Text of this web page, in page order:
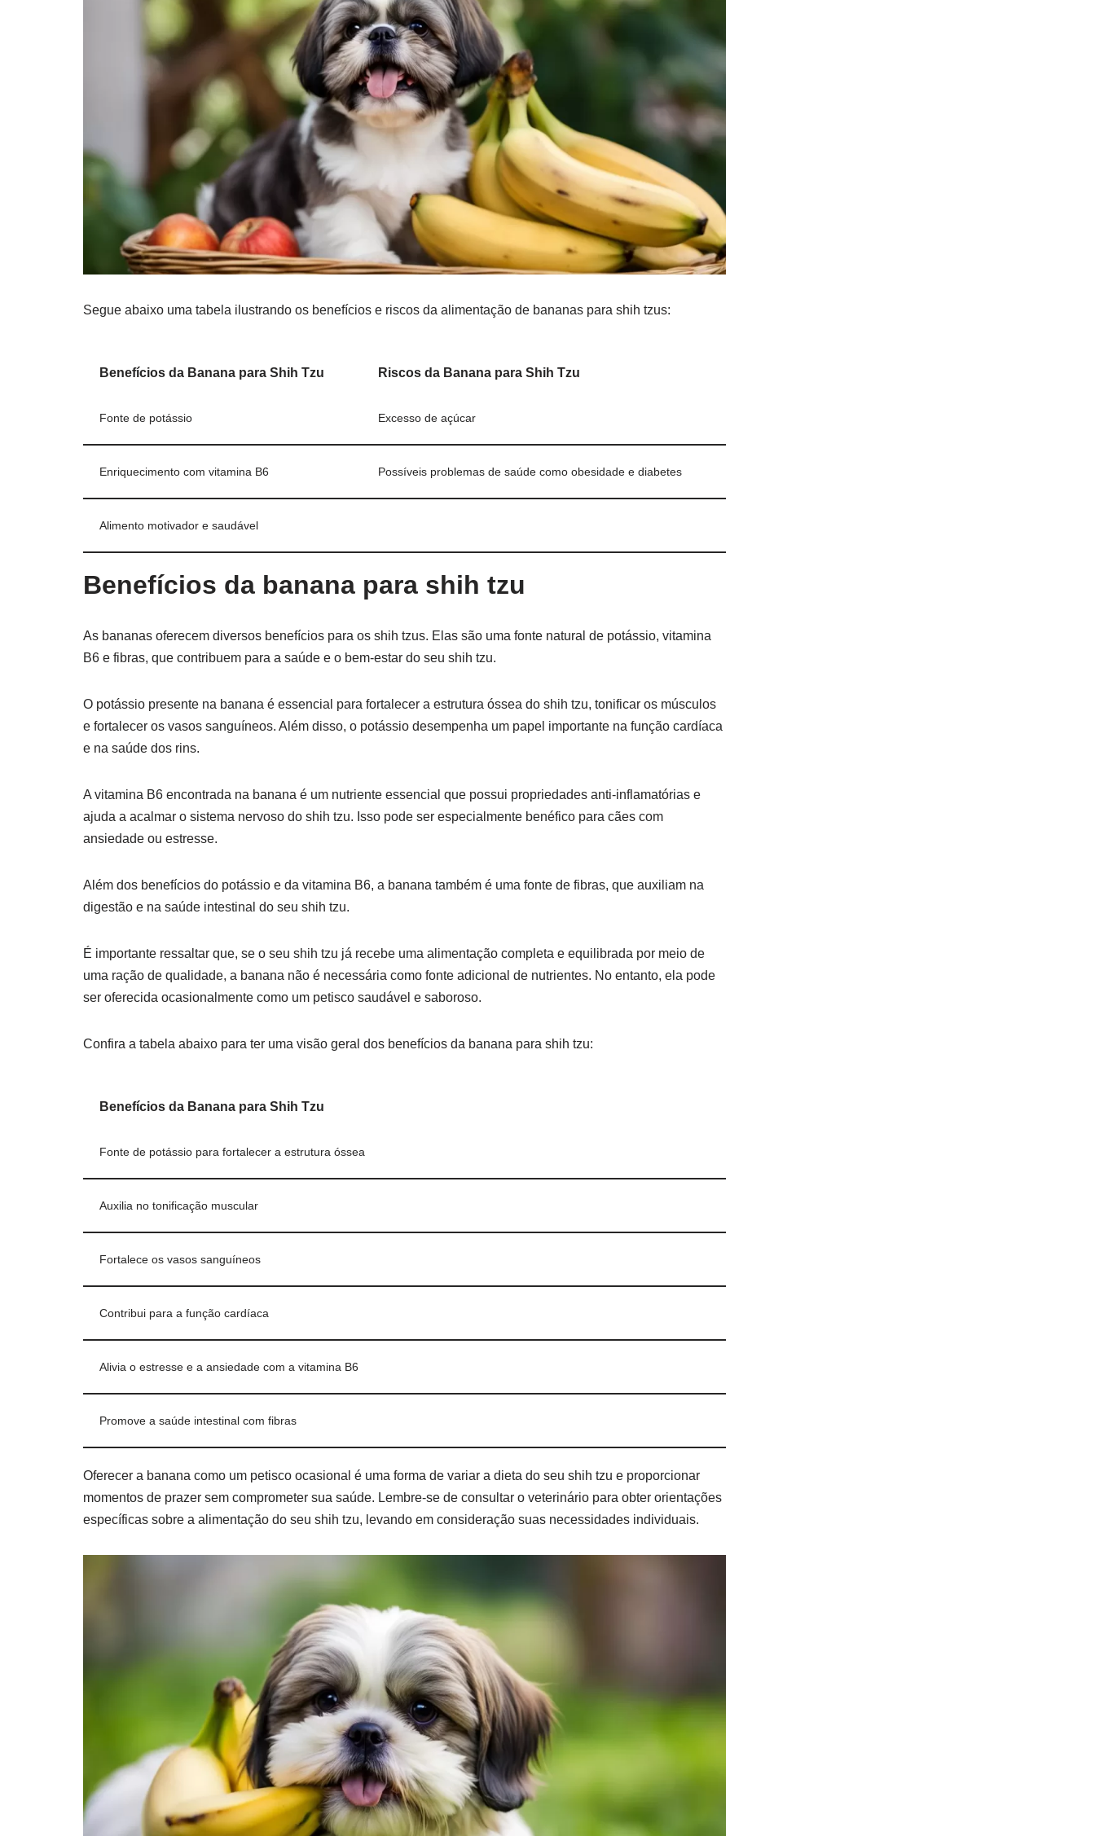
Segue abaixo uma tabela ilustrando os benefícios e riscos da alimentação de bananas para shih tzus:
Benefícios da Banana para Shih Tzu Riscos da Banana para Shih Tzu
Fonte de potássio Excesso de açúcar
Enriquecimento com vitamina B6 Possíveis problemas de saúde como obesidade e diabetes
Alimento motivador e saudável
Benefícios da banana para shih tzu
As bananas oferecem diversos benefícios para os shih tzus. Elas são uma fonte natural de potássio, vitamina
B6 e fibras, que contribuem para a saúde e o bem-estar do seu shih tzu.
O potássio presente na banana é essencial para fortalecer a estrutura óssea do shih tzu, tonificar os músculos
e fortalecer os vasos sanguíneos. Além disso, o potássio desempenha um papel importante na função cardíaca
e na saúde dos rins.
A vitamina B6 encontrada na banana é um nutriente essencial que possui propriedades anti-inflamatórias e
ajuda a acalmar o sistema nervoso do shih tzu. Isso pode ser especialmente benéfico para cães com
ansiedade ou estresse.
Além dos benefícios do potássio e da vitamina B6, a banana também é uma fonte de fibras, que auxiliam na
digestão e na saúde intestinal do seu shih tzu.
É importante ressaltar que, se o seu shih tzu já recebe uma alimentação completa e equilibrada por meio de
uma ração de qualidade, a banana não é necessária como fonte adicional de nutrientes. No entanto, ela pode
ser oferecida ocasionalmente como um petisco saudável e saboroso.
Confira a tabela abaixo para ter uma visão geral dos benefícios da banana para shih tzu:
Benefícios da Banana para Shih Tzu
Fonte de potássio para fortalecer a estrutura óssea
Auxilia no tonificação muscular
Fortalece os vasos sanguíneos
Contribui para a função cardíaca
Alivia o estresse e a ansiedade com a vitamina B6
Promove a saúde intestinal com fibras
Oferecer a banana como um petisco ocasional é uma forma de variar a dieta do seu shih tzu e proporcionar
momentos de prazer sem comprometer sua saúde. Lembre-se de consultar o veterinário para obter orientações
específicas sobre a alimentação do seu shih tzu, levando em consideração suas necessidades individuais.